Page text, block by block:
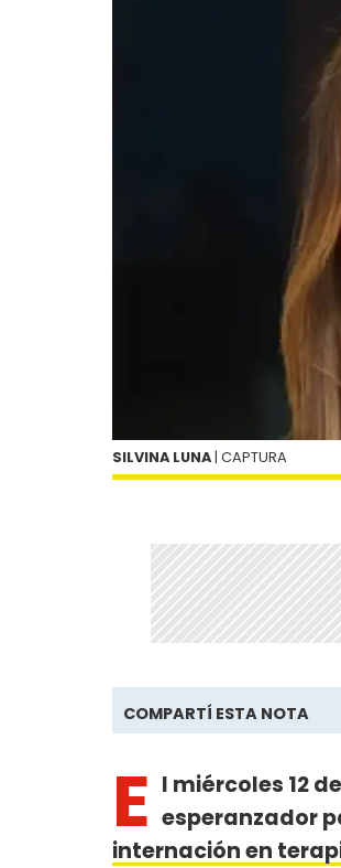
SILVINA LUNA | CAPTURA
COMPARTÍ ESTA NOTA
E l miércoles 12
esperanzador
internación en